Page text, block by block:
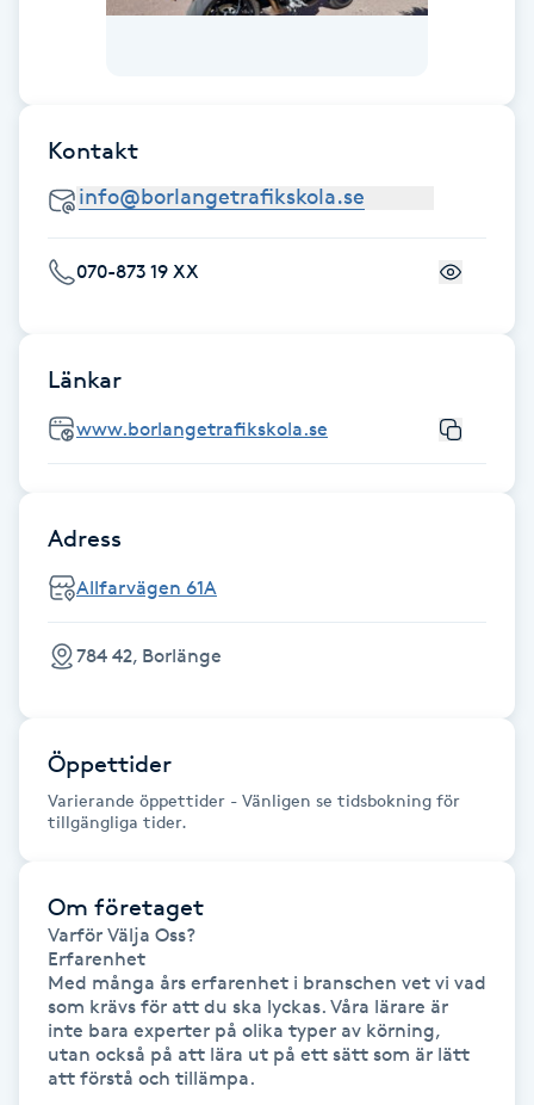
Faceliftmassage
Fettreducering
Fillers
Fotmassage
Fotvård
Fransborttagning
Fransfärgning
Fransförlängning Megavolym
Fransförlängning Volym
Fransk manikyr
Kontakt
070-873 19 XX
Länkar
www.borlangetrafikskola.se
Adress
Allfarvägen 61A
784 42, Borlänge
Öppettider
Varierande öppettider - Vänligen se tidsbokning för
tillgängliga tider.
Om företaget
Varför Välja Oss?
Erfarenhet
Med många års erfarenhet i branschen vet vi vad
som krävs för att du ska lyckas. Våra lärare är
inte bara experter på olika typer av körning,
utan också på att lära ut på ett sätt som är lätt
att förstå och tillämpa.